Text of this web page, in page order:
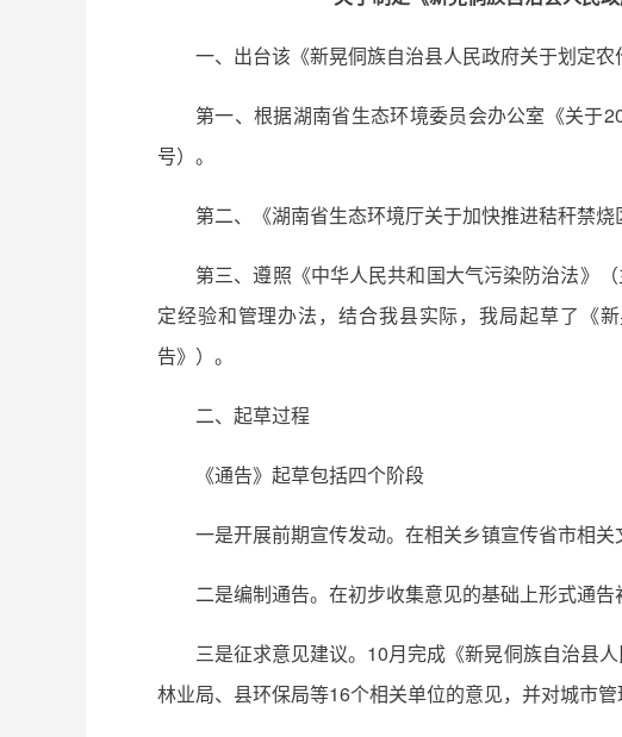
一、出台该《新晃侗族自治县人民政府关于划定
第一、根据湖南省生态环境委员会办公室《关于
号）。
第二、《湖南省生态环境厅关于加快推进秸秆禁
第三、遵照《中华人民共和国大气污染防治法》
定经验和管理办法，结合我县实际，我局起草了《
告》）。
二、起草过程
《通告》起草包括四个阶段
一是开展前期宣传发动。在相关乡镇宣传省市相
二是编制通告。在初步收集意见的基础上形式通告
三是征求意见建议。10月完成《新晃侗族自治县
林业局、县环保局等16个相关单位的意见，并对城市